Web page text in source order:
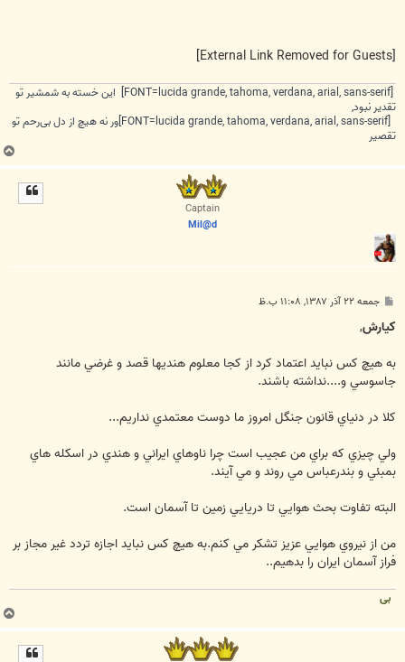
[FONT=lucida grande, tahoma, verdana, arial, sans-serif] این خسته به شمشیر تو
تقدیر نبود,
[FONT=lucida grande, tahoma, verdana, arial, sans-serif]ور نه هیچ از دل بی‌رحم تو
تقصیر
ب
ا
Captain
Mil@d
پ
ت
جمعه ۲۲ آذر ۱۳۸۷, ۱۱:۰۸ ب.ظ
كيارش,
به هيچ کس نبايد اعتماد کرد از کجا معلوم هنديها قصد و غرضي مانند
جاسوسي و....نداشته باشند.
کلا در دنياي قانون جنگل امروز ما دوست معتمدي نداريم...
ولي چيزي که براي من عجيب است چرا ناوهاي ايراني و هندي در اسکله هاي
بمبئي و بندرعباس مي روند و مي آيند.
البته تفاوت بحث هوايي تا دريايي زمين تا آسمان است.
من از نيروي هوايي عزيز تشکر مي کنم.به هيچ کس نبايد اجازه تردد غير مجاز بر
فراز آسمان ايران را بدهيم..
بی
ب
ا